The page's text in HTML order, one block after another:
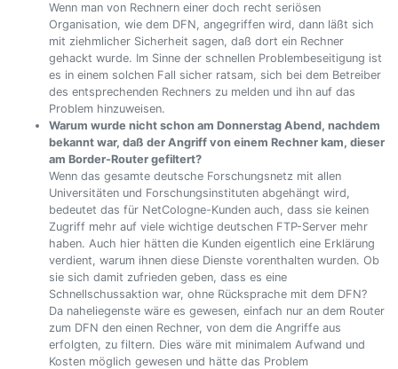
Wenn man von Rechnern einer doch recht seriösen
Organisation, wie dem DFN, angegriffen wird, dann läßt sich
mit ziehmlicher Sicherheit sagen, daß dort ein Rechner
gehackt wurde. Im Sinne der schnellen Problembeseitigung ist
es in einem solchen Fall sicher ratsam, sich bei dem Betreiber
des entsprechenden Rechners zu melden und ihn auf das
Problem hinzuweisen.
Warum wurde nicht schon am Donnerstag Abend, nachdem
bekannt war, daß der Angriff von einem Rechner kam, dieser
am Border-Router gefiltert?
Wenn das gesamte deutsche Forschungsnetz mit allen
Universitäten und Forschungsinstituten abgehängt wird,
bedeutet das für NetCologne-Kunden auch, dass sie keinen
Zugriff mehr auf viele wichtige deutschen FTP-Server mehr
haben. Auch hier hätten die Kunden eigentlich eine Erklärung
verdient, warum ihnen diese Dienste vorenthalten wurden. Ob
sie sich damit zufrieden geben, dass es eine
Schnellschussaktion war, ohne Rücksprache mit dem DFN?
Da naheliegenste wäre es gewesen, einfach nur an dem Router
zum DFN den einen Rechner, von dem die Angriffe aus
erfolgten, zu filtern. Dies wäre mit minimalem Aufwand und
Kosten möglich gewesen und hätte das Problem